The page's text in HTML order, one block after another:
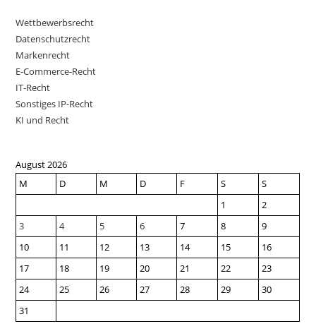
Wettbewerbsrecht
Datenschutzrecht
Markenrecht
E-Commerce-Recht
IT-Recht
Sonstiges IP-Recht
KI und Recht
August 2026
M
D M D F S
S
1
2
3
4 5 6 7 8
9
10
11 12 13 14 15
16
17
18 19 20 21 22
23
24
25 26 27 28 29
30
31